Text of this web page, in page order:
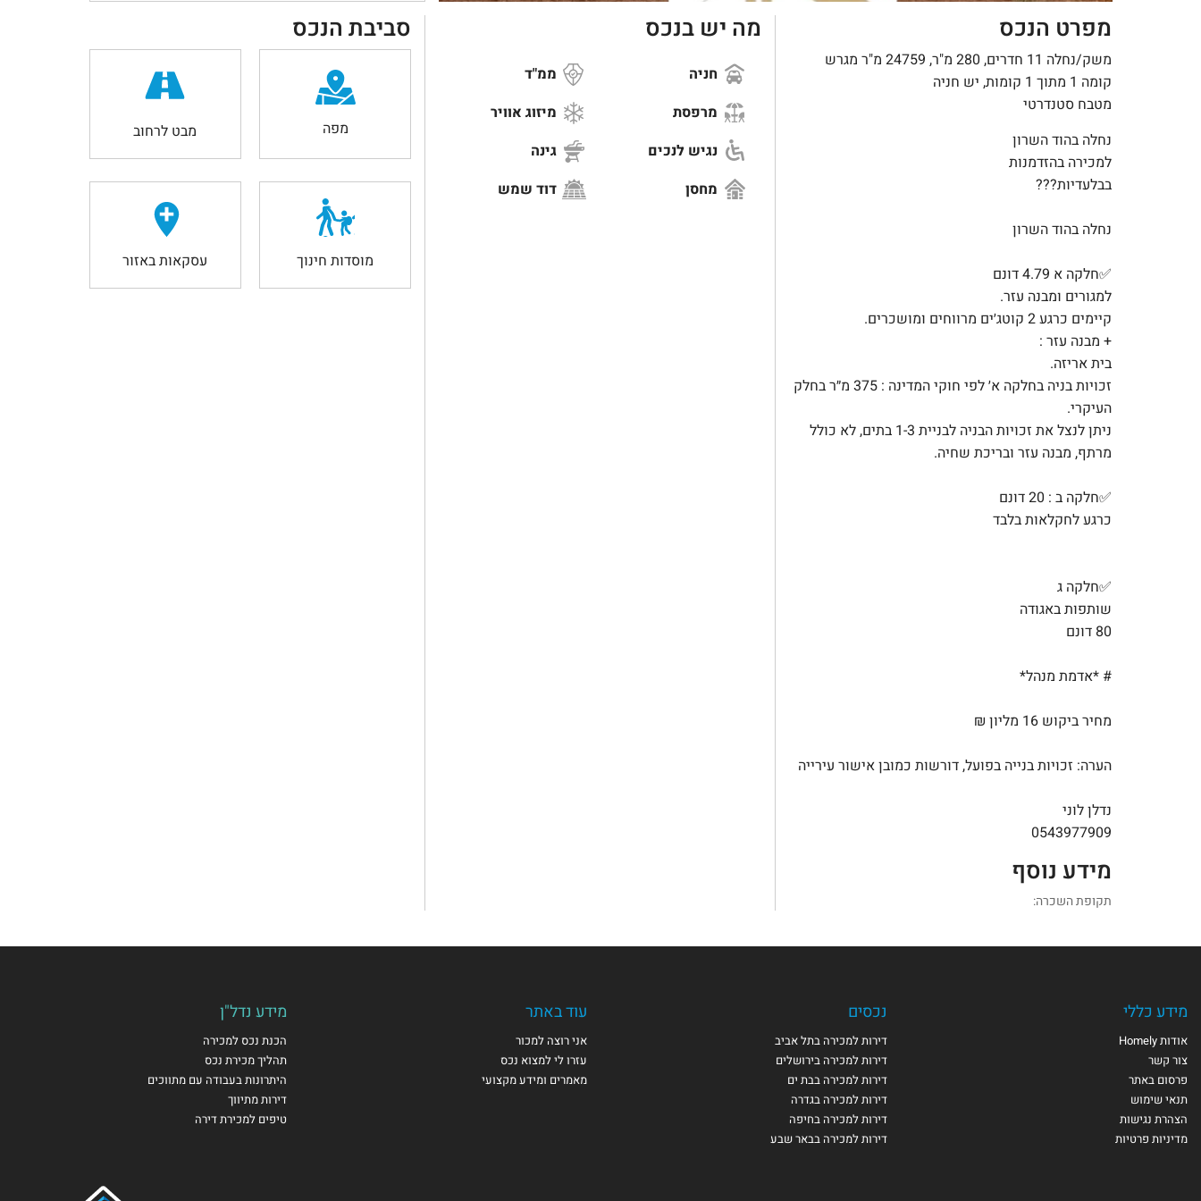
מפרט הנכס
משק/נחלה 11 חדרים, 280 מ"ר, 24759 מ"ר מגרש
קומה 1 מתוך 1 קומות, יש חניה
מטבח סטנדרטי
נחלה בהוד השרון
למכירה בהזדמנות
בבלעדיות???
נחלה בהוד השרון
✅חלקה א 4.79 דונם
למגורים ומבנה עזר.
קיימים כרגע 2 קוטג׳ים מרווחים ומושכרים.
+ מבנה עזר :
בית אריזה.
זכויות בניה בחלקה א׳ לפי חוקי המדינה : 375 מ״ר בחלק
העיקרי.
ניתן לנצל את זכויות הבניה לבניית 1-3 בתים, לא כולל
מרתף, מבנה עזר ובריכת שחיה.
✅חלקה ב : 20 דונם
כרגע לחקלאות בלבד
✅חלקה ג
שותפות באגודה
80 דונם
# *אדמת מנהל*
מחיר ביקוש 16 מליון ₪
הערה: זכויות בנייה בפועל, דורשות כמובן אישור עירייה
נדלן לוני
0543977909
מידע נוסף
תקופת השכרה:
מה יש בנכס
חניה
ממ"ד
מרפסת
מיזוג אוויר
נגיש לנכים
גינה
מחסן
דוד שמש
סביבת הנכס
מפה מבט לרחוב
מוסדות חינוך עסקאות באזור
מידע כללי
אודות Homely
צור קשר
פרסום באתר
תנאי שימוש
הצהרת נגישות
מדיניות פרטיות
נכסים
דירות למכירה בתל אביב
דירות למכירה בירושלים
דירות למכירה בבת ים
דירות למכירה בגדרה
דירות למכירה בחיפה
דירות למכירה בבאר שבע
עוד באתר
אני רוצה למכור
עזרו לי למצוא נכס
מאמרים ומידע מקצועי
מידע נדל"ן
הכנת נכס למכירה
תהליך מכירת נכס
היתרונות בעבודה עם מתווכים
דירות מתיווך
טיפים למכירת דירה